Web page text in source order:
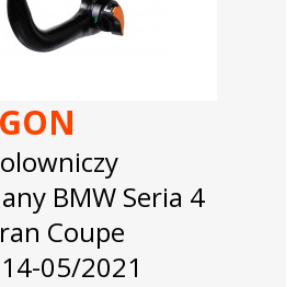
BMW Seria 4
Coupe
05/2021